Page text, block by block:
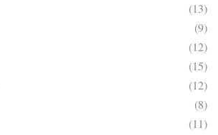
(13)
(9)
(12)
(15)
(12)
(8)
(11)